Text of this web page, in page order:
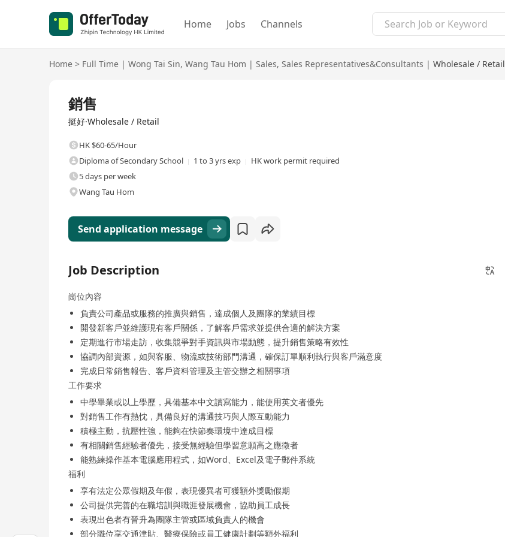
Home Jobs Channels
Home > Full Time | Wong Tai Sin, Wang Tau Hom | Sales, Sales Representatives&Consultants | Wholesale / Retail
銷售
挺好·Wholesale / Retail
HK $60-65/Hour
Diploma of Secondary School
1 to 3 yrs exp
HK work permit required
5 days per week
Wang Tau Hom
Send application message
Job Description
崗位內容
負責公司產品或服務的推廣與銷售，達成個人及團隊的業績目標
開發新客戶並維護現有客戶關係，了解客戶需求並提供合適的解決方案
定期進行市場走訪，收集競爭對手資訊與市場動態，提升銷售策略有效性
協調內部資源，如與客服、物流或技術部門溝通，確保訂單順利執行與客戶滿意度
完成日常銷售報告、客戶資料管理及主管交辦之相關事項
工作要求
中學畢業或以上學歷，具備基本中文讀寫能力，能使用英文者優先
對銷售工作有熱忱，具備良好的溝通技巧與人際互動能力
積極主動，抗壓性強，能夠在快節奏環境中達成目標
有相關銷售經驗者優先，接受無經驗但學習意願高之應徵者
能熟練操作基本電腦應用程式，如Word、Excel及電子郵件系統
福利
享有法定公眾假期及年假，表現優異者可獲額外獎勵假期
公司提供完善的在職培訓與職涯發展機會，協助員工成長
表現出色者有晉升為團隊主管或區域負責人的機會
部分職位享交通津貼、醫療保險或員工健康計劃等額外福利